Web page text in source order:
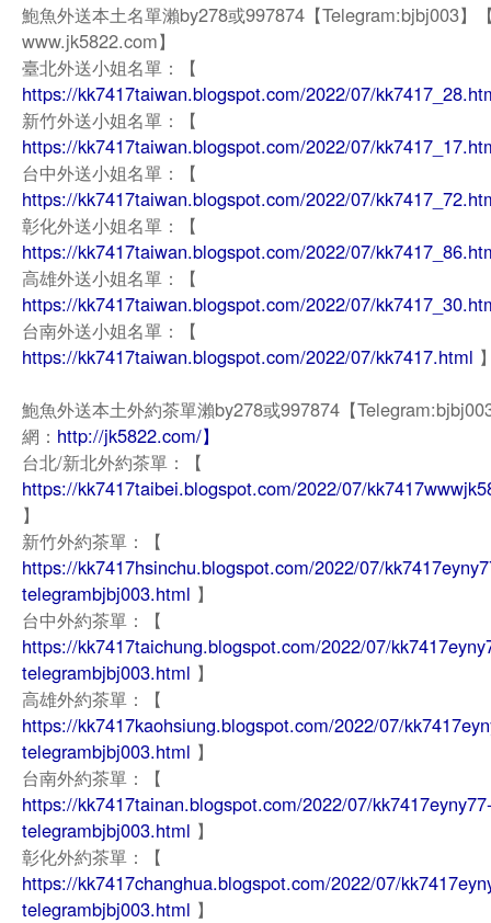
鮑魚外送本土名單瀨by278或997874【Telegram:bjbj003】
www.jk5822.com】
臺北外送小姐名單：【
https://kk7417taiwan.blogspot.com/2022/07/
新竹外送小姐名單：【
https://kk7417taiwan.blogspot.com/2022/07/
台中外送小姐名單：【
https://kk7417taiwan.blogspot.com/2022/07/
彰化外送小姐名單：【
https://kk7417taiwan.blogspot.com/2022/07/
高雄外送小姐名單：【
https://kk7417taiwan.blogspot.com/2022/07/
台南外送小姐名單：【
https://kk7417taiwan.blogspot.com/2022/07/kk7417.html
鮑魚外送本土外約茶單瀨by278或997874【
網： http://jk5822.com/】
台北/新北外約茶單：【
https://kk7417taibei.blogspot.com/2022/07/
】
新竹外約茶單：【
https://kk7417hsinchu.blogspot.com/2022/07/
telegrambjbj003.html 】
台中外約茶單：【
https://kk7417taichung.blogspot.com/2022/07/
telegrambjbj003.html 】
高雄外約茶單：【
https://kk7417kaohsiung.blogspot.com/2022/07/
telegrambjbj003.html 】
台南外約茶單：【
https://kk7417tainan.blogspot.com/2022/07/kk7417eyny77-
telegrambjbj003.html 】
彰化外約茶單：【
https://kk7417changhua.blogspot.com/2022/07/
telegrambjbj003.html 】